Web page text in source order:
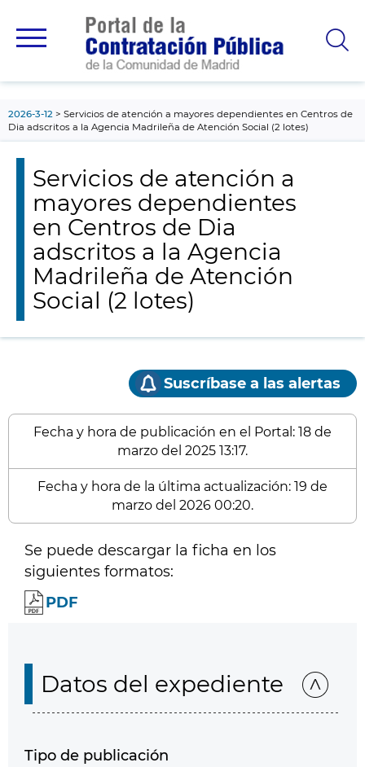
principal
2026-3-12
Servicios de atención a mayores dependientes en Centros de
Dia adscritos a la Agencia Madrileña de Atención Social (2 lotes)
Servicios de atención a
mayores dependientes
en Centros de Dia
adscritos a la Agencia
Madrileña de Atención
Social (2 lotes)
Suscríbase a las alertas
Fecha y hora de publicación en el Portal: 18 de
marzo del 2025 13:17.
Fecha y hora de la última actualización: 19 de
marzo del 2026 00:20.
Se puede descargar la ficha en los
siguientes formatos:
PDF
Datos del expediente
Tipo de publicación